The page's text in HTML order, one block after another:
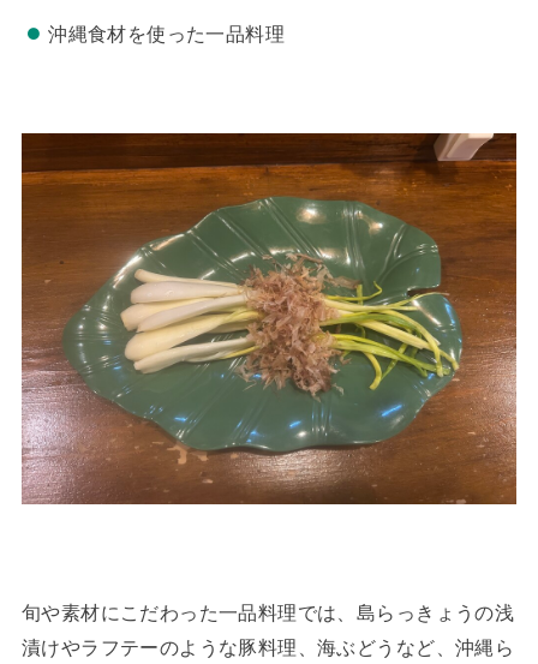
沖縄食材を使った一品料理
旬や素材にこだわった一品料理では、島らっきょうの浅
漬けやラフテーのような豚料理、海ぶどうなど、沖縄ら